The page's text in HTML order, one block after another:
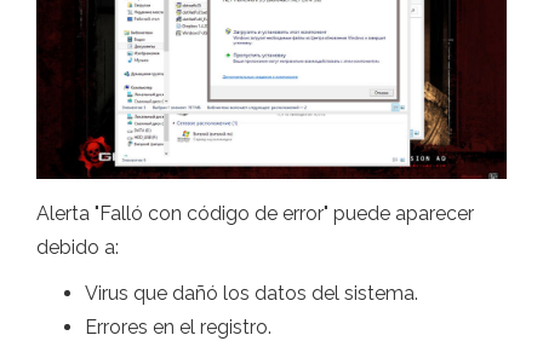
Alerta "Falló con código de error" puede aparecer
debido a:
Virus que dañó los datos del sistema.
Errores en el registro.